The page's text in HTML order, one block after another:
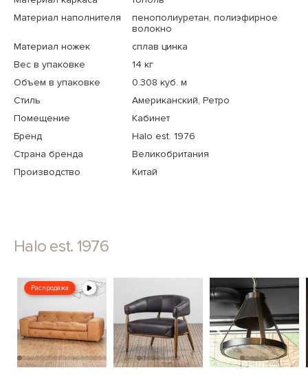
Материал наполнителя
пенополиуретан, полиэфирное
волокно
Материал ножек
сплав цинка
Вес в упаковке
14 кг
Объем в упаковке
0.308 куб. м
Стиль
Американский, Ретро
Помещение
Кабинет
Бренд
Halo est. 1976
Страна бренда
Великобритания
Производство
Китай
Halo est. 1976
Распродажа